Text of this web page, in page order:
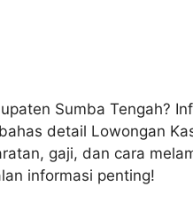
Sumba Tengah?
detail Lowongan
gaji, dan cara
informasi penting!